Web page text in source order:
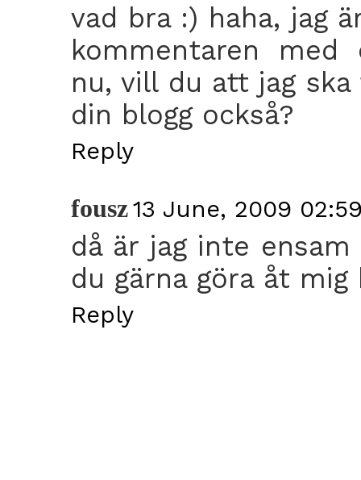
vad bra :) haha, jag
kommentaren med
nu, vill du att jag
din blogg också?
Reply
fousz13 June, 2009
då är jag inte
du gärna göra åt mig
Reply